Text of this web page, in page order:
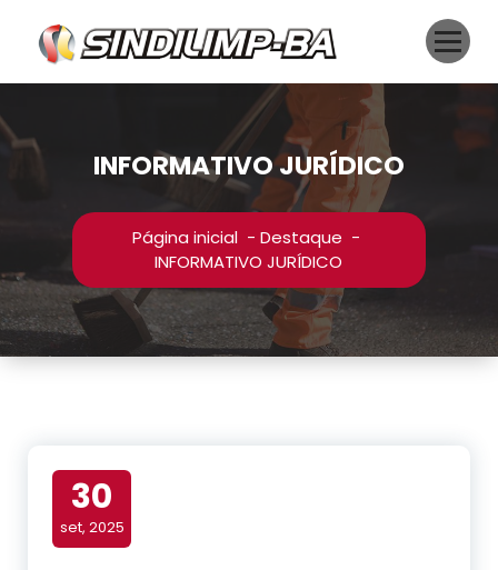
conteúdo
INFORMATIVO JURÍDICO
Página inicial -Destaque -
INFORMATIVO JURÍDICO
30
set, 2025